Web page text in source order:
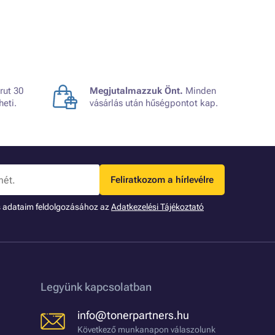
30
Megjutalmazzuk Önt. Minden
vásárlás után hűségpontot kap.
Feliratkozom a hírlevélre
adataim feldolgozásához azAdatkezelési Tájékoztató
Legyünk kapcsolatban
info@tonerpartners.hu
Következő munkanapon válaszolunk